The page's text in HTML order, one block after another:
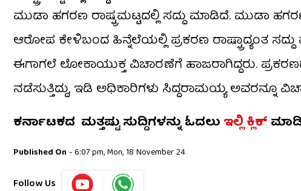
ಮುಡಾ ಹಗರಣ ರಾಷ್ಟ್ರಮಟ್ಟದಲ್ಲಿ ಸದ್ದು ಮಾಡಿದೆ. ಮುಡಾ
ಆರೋಪ ಕೇಳಿಬಂದ ಹಿನ್ನೆಲೆಯಲ್ಲಿ ಪ್ರಕರಣ ರಾಷ್ಟ್ರಾದ್ಯಂತ
ಈಗಾಗಲೆ ಲೋಕಾಯುಕ್ತ ವಿಚಾರಣೆಗೆ ಹಾಜರಾಗಿದ್ದರು.
ನಡೆಸುತ್ತಿದ್ದು, ಇಡಿ ಅಧಿಕಾರಿಗಳು ಸಿದ್ದರಾಮಯ್ಯ ಅವರನ್ನೂ
ಕರ್ನಾಟಕದ ಮತ್ತಷ್ಟು ಸುದ್ದಿಗಳನ್ನು ಓದಲು ಇಲ್ಲಿ ಕ್ಲಿಕ್
Published On - 6:07 pm, Mon, 18 November 24
Follow Us